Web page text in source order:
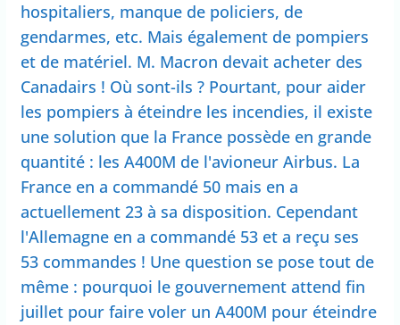
hospitaliers, manque de policiers, de
gendarmes, etc. Mais également de pompiers
et de matériel. M. Macron devait acheter des
Canadairs ! Où sont-ils ? Pourtant, pour aider
les pompiers à éteindre les incendies, il existe
une solution que la France possède en grande
quantité : les A400M de l'avioneur Airbus. La
France en a commandé 50 mais en a
actuellement 23 à sa disposition. Cependant
l'Allemagne en a commandé 53 et a reçu ses
53 commandes ! Une question se pose tout de
même : pourquoi le gouvernement attend fin
juillet pour faire voler un A400M pour éteindre